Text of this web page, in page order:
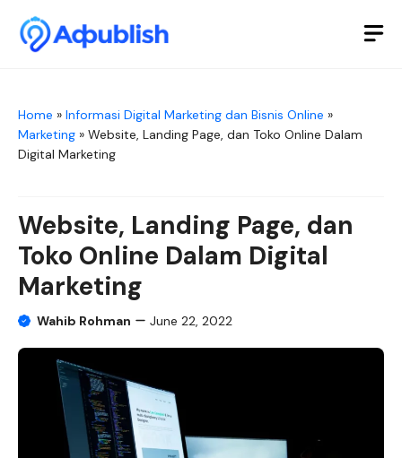
content
Home » Informasi Digital Marketing dan Bisnis Online »
Marketing » Website, Landing Page, dan Toko Online Dalam
Digital Marketing
Website, Landing Page, dan
Toko Online Dalam Digital
Marketing
Wahib Rohman June 22, 2022